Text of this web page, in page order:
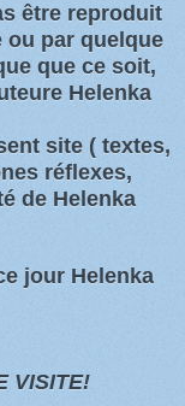
être reproduit
par quelque
que ce soit,
Helenka
site( textes,
réflexes,
de Helenka
jour Helenka
VISITE!